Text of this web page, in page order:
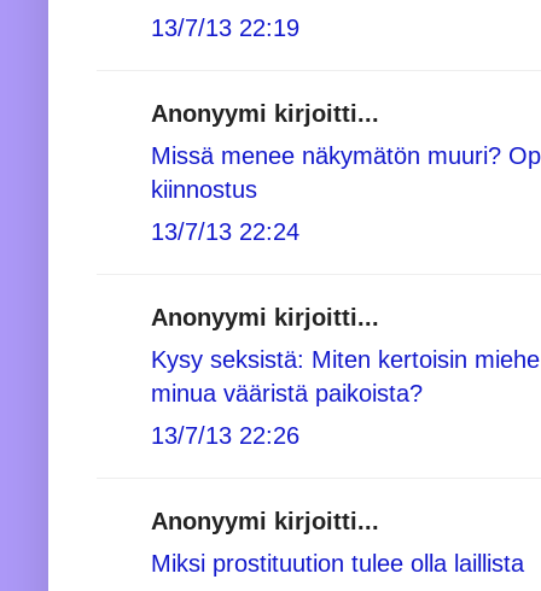
13/7/13 22:19
Anonyymi kirjoitti...
Missä menee näkymätön muuri?
kiinnostus
13/7/13 22:24
Anonyymi kirjoitti...
Kysy seksistä: Miten kertoisin
minua vääristä paikoista?
13/7/13 22:26
Anonyymi kirjoitti...
Miksi prostituution tulee olla laillista